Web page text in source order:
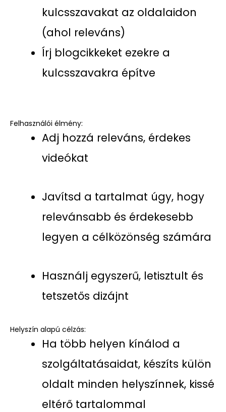
kulcsszavakat az oldalaidon
(ahol releváns)
Írj blogcikkeket ezekre a
kulcsszavakra építve
Felhasználói élmény:
Adj hozzá releváns, érdekes
videókat
Javítsd a tartalmat úgy, hogy
relevánsabb és érdekesebb
legyen a célközönség számára
Használj egyszerű, letisztult és
tetszetős dizájnt
Helyszín alapú célzás:
Ha több helyen kínálod a
szolgáltatásaidat, készíts külön
oldalt minden helyszínnek, kissé
eltérő tartalommal